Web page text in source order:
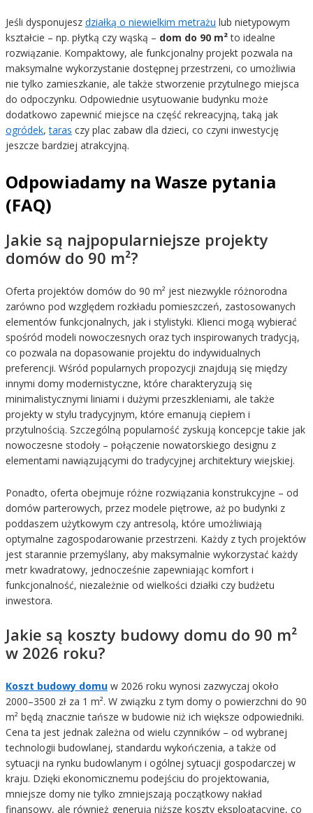
Jeśli dysponujesz działką o niewielkim metrażu lub nietypowym
kształcie – np. płytką czy wąską – dom do 90 m²to idealne
rozwiązanie. Kompaktowy, ale funkcjonalny projekt pozwala na
maksymalne wykorzystanie dostępnej przestrzeni, co umożliwia
nie tylko zamieszkanie, ale także stworzenie przytulnego miejsca
do odpoczynku. Odpowiednie usytuowanie budynku może
dodatkowo zapewnić miejsce na część rekreacyjną, taką jak
ogródek,taras czy plac zabaw dla dzieci, co czyni inwestycję
jeszcze bardziej atrakcyjną.
Odpowiadamy na Wasze pytania
(FAQ)
Jakie są najpopularniejsze projekty
domów do 90 m²?
Oferta projektów domów do 90 m² jest niezwykle różnorodna
zarówno pod względem rozkładu pomieszczeń, zastosowanych
elementów funkcjonalnych, jak i stylistyki. Klienci mogą wybierać
spośród modeli nowoczesnych oraz tych inspirowanych tradycją,
co pozwala na dopasowanie projektu do indywidualnych
preferencji. Wśród popularnych propozycji znajdują się między
innymi domy modernistyczne, które charakteryzują się
minimalistycznymi liniami i dużymi przeszkleniami, ale także
projekty w stylu tradycyjnym, które emanują ciepłem i
przytulnością. Szczególną popularność zyskują koncepcje takie jak
nowoczesne stodoły – połączenie nowatorskiego designu z
elementami nawiązującymi do tradycyjnej architektury wiejskiej.
Ponadto, oferta obejmuje różne rozwiązania konstrukcyjne – od
domów parterowych, przez modele piętrowe, aż po budynki z
poddaszem użytkowym czy antresolą, które umożliwiają
optymalne zagospodarowanie przestrzeni. Każdy z tych projektów
jest starannie przemyślany, aby maksymalnie wykorzystać każdy
metr kwadratowy, jednocześnie zapewniając komfort i
funkcjonalność, niezależnie od wielkości działki czy budżetu
inwestora.
Jakie są koszty budowy domu do 90 m²
w 2026 roku?
Koszt budowy domu w 2026 roku wynosi zazwyczaj około
2000–3500 zł za 1 m². W związku z tym domy o powierzchni do 90
m² będą znacznie tańsze w budowie niż ich większe odpowiedniki.
Cena ta jest jednak zależna od wielu czynników – od wybranej
technologii budowlanej, standardu wykończenia, a także od
sytuacji na rynku budowlanym i ogólnej sytuacji gospodarczej w
kraju. Dzięki ekonomicznemu podejściu do projektowania,
mniejsze domy nie tylko zmniejszają początkowy nakład
finansowy, ale również generują niższe koszty eksploatacyjne, co